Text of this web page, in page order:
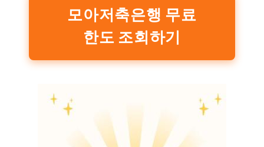
모아저축은행 무료
한도 조회하기